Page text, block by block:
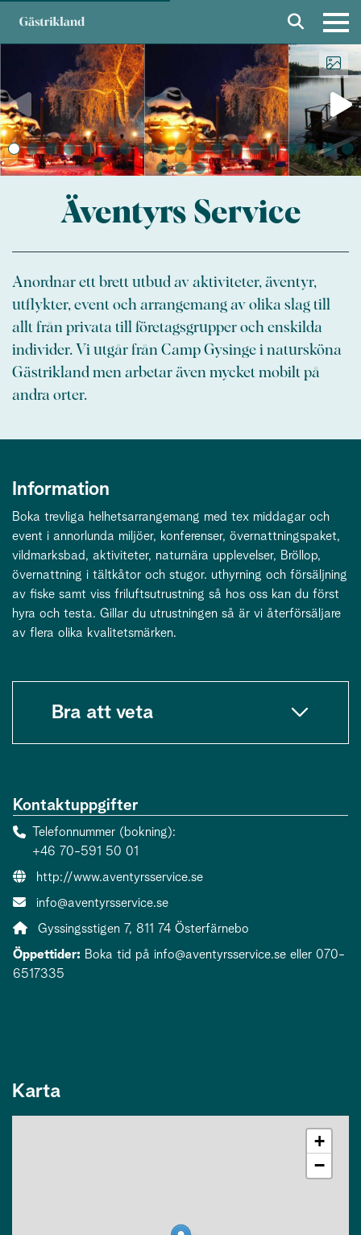
Äventyrs Service
Anordnar ett brett utbud av aktiviteter, äventyr,
utflykter, event och arrangemang av olika slag till
allt från privata till företagsgrupper och enskilda
individer. Vi utgår från Camp Gysinge i natursköna
Gästrikland men arbetar även mycket mobilt på
andra orter.
Information
Boka trevliga helhetsarrangemang med tex middagar och
event i annorlunda miljöer, konferenser, övernattningspaket,
vildmarksbad, aktiviteter, naturnära upplevelser, Bröllop,
övernattning i tältkåtor och stugor. uthyrning och försäljning
av fiske samt viss friluftsutrustning så hos oss kan du först
hyra och testa. Gillar du utrustningen så är vi återförsäljare
av flera olika kvalitetsmärken.
Bra att veta
Kontaktuppgifter
Telefonnummer (bokning)
+46 70-591 50 01
Webbsida:
http://www.aventyrsservice.se
E-post:
info@aventyrsservice.se
Adress:
Gyssingsstigen 7, 811 74 Österfärnebo
Öppettider: Boka tid på info@aventyrsservice.se eller 070-
6517335
Karta
+
−